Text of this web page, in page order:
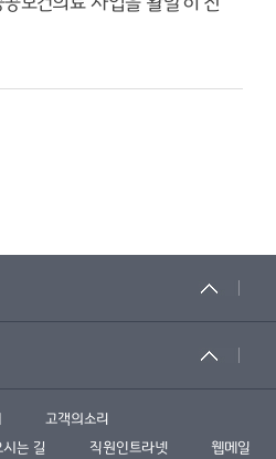
고객의소리
시는 길 직원인트라넷 웹메일